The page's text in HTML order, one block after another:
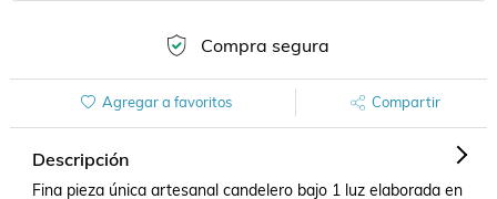
Compra segura
Agregar a favoritos Compartir
Descripción
Fina pieza única artesanal candelero bajo 1 luz elaborada en